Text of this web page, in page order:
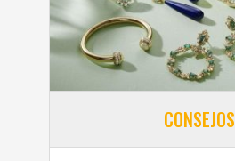
CONSEJOS